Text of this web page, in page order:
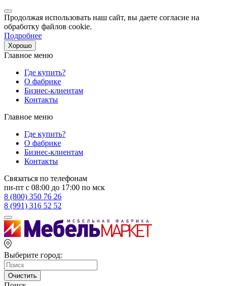
Продолжая использовать наш сайт, вы даете согласие на
обработку файлов cookie.
Подробнее
Хорошо
Главное меню
Где купить?
О фабрике
Бизнес-клиентам
Контакты
Главное меню
Где купить?
О фабрике
Бизнес-клиентам
Контакты
Связаться по телефонам
пн-пт с 08:00 до 17:00 по мск
8 (800) 350 76 26
8 (991) 316 52 52
Выберите город:
Очистить